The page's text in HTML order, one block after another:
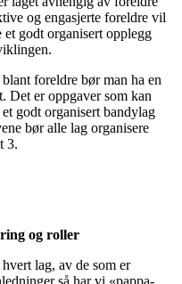
og engasjerte foreldre vil
godt organisert opplegg
foreldre bør man ha en
Det er oppgaver som kan
godt organisert bandylag
bør alle lag organisere
3.
og roller
lag, av de som er
så har vi «pappa-